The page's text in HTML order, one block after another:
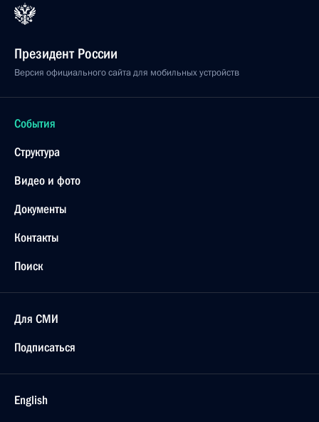
Президент России
Версия официального сайта для мобильных устройств
События
Структура
Видео и фото
Документы
Контакты
Поиск
Для СМИ
Подписаться
English